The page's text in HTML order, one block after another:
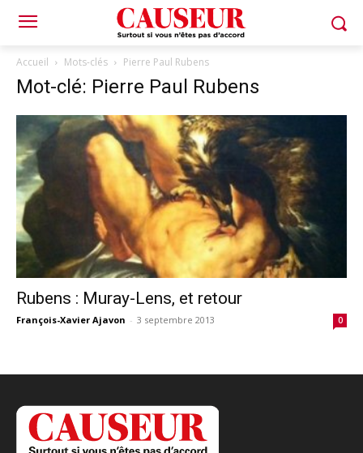
Accueil Mots-clés Pierre Paul Rubens
Mot-clé: Pierre Paul Rubens
Rubens : Muray-Lens, et retour
François-Xavier Ajavon - 3 septembre 2013 0